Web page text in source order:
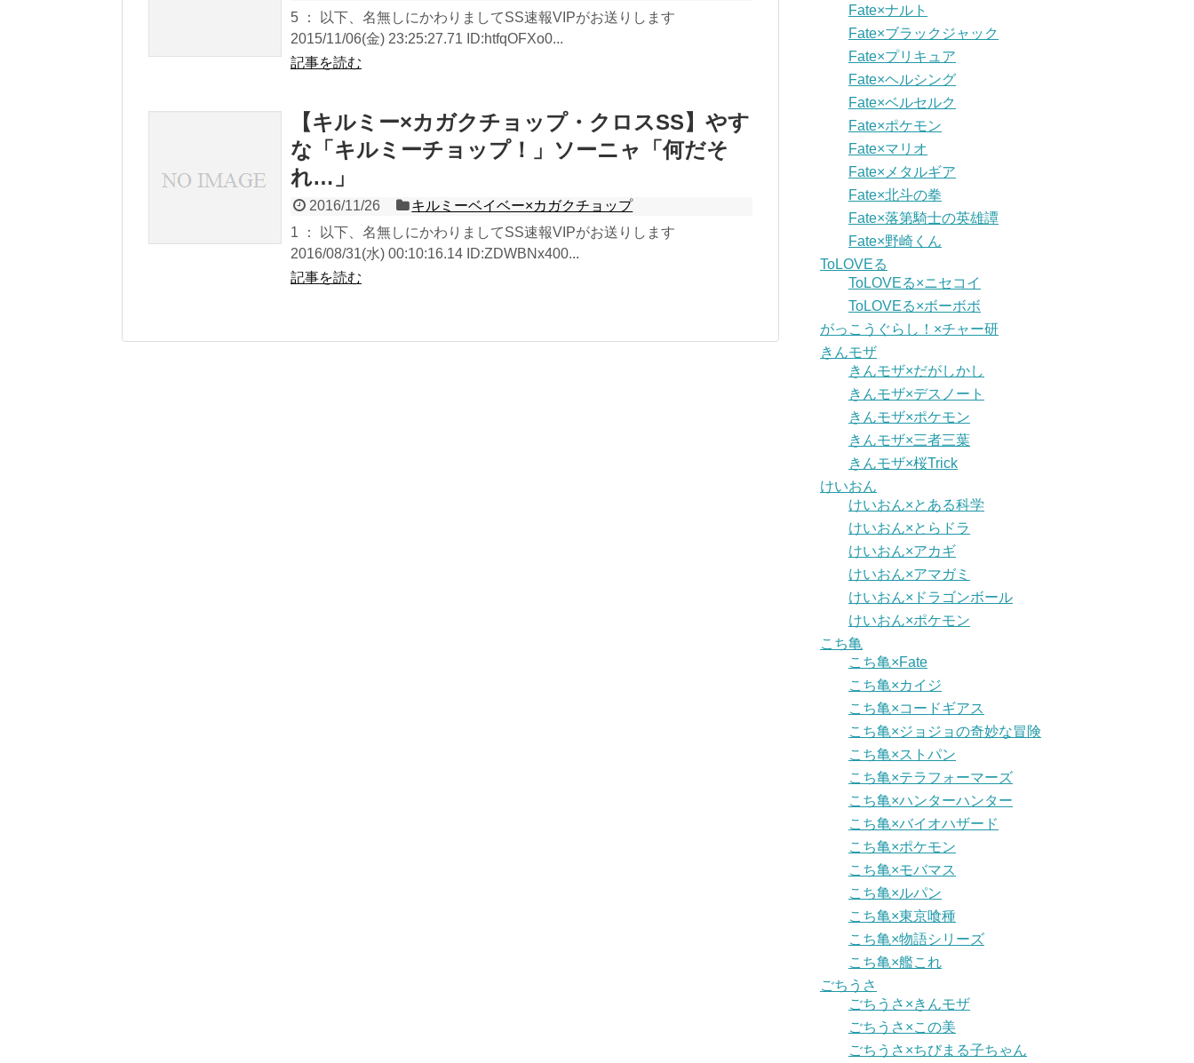
5 ： 以下、名無しにかわりましてSS速報VIPがお送りします
2015/11/06(金) 23:25:27.71 ID:htfqOFXo0...
記事を読む
【キルミー×カガクチョップ・クロスSS】やす
な「キルミーチョップ！」ソーニャ「何だそ
れ…」
2016/11/26
キルミーベイベー×カガクチョップ
1 ： 以下、名無しにかわりましてSS速報VIPがお送りします
2016/08/31(水) 00:10:16.14 ID:ZDWBNx400...
記事を読む
Fate×ナルト
Fate×ブラックジャック
Fate×プリキュア
Fate×ヘルシング
Fate×ベルセルク
Fate×ポケモン
Fate×マリオ
Fate×メタルギア
Fate×北斗の拳
Fate×落第騎士の英雄譚
Fate×野崎くん
ToLOVEる
ToLOVEる×ニセコイ
ToLOVEる×ボーボボ
がっこうぐらし！×チャー研
きんモザ
きんモザ×だがしかし
きんモザ×デスノート
きんモザ×ポケモン
きんモザ×三者三葉
きんモザ×桜Trick
けいおん
けいおん×とある科学
けいおん×とらドラ
けいおん×アカギ
けいおん×アマガミ
けいおん×ドラゴンボール
けいおん×ポケモン
こち亀
こち亀×Fate
こち亀×カイジ
こち亀×コードギアス
こち亀×ジョジョの奇妙な冒険
こち亀×ストパン
こち亀×テラフォーマーズ
こち亀×ハンターハンター
こち亀×バイオハザード
こち亀×ポケモン
こち亀×モバマス
こち亀×ルパン
こち亀×東京喰種
こち亀×物語シリーズ
こち亀×艦これ
ごちうさ
ごちうさ×きんモザ
ごちうさ×この美
ごちうさ×ちびまる子ちゃん